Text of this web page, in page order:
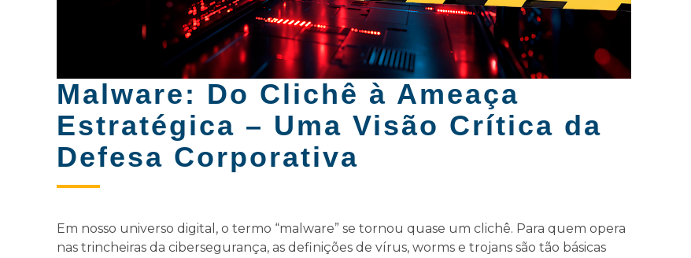
Malware: Do Clichê à Ameaça
Estratégica – Uma Visão Crítica da
Defesa Corporativa
Em nosso universo digital, o termo “malware” se tornou quase um clichê. Para quem opera
nas trincheiras da cibersegurança, as definições de vírus, worms e trojans são tão básicas